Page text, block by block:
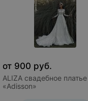
от 900 руб.
ALIZA свадебное платье
«Adisson»